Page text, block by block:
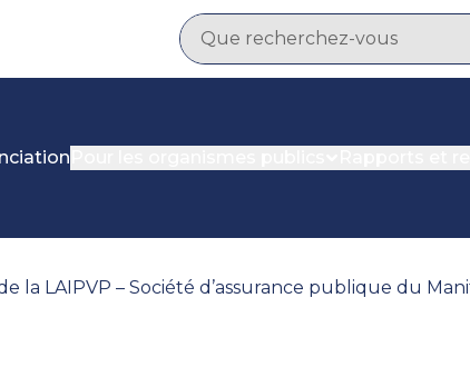
LAIPVP – Société d’assurance publique du